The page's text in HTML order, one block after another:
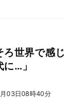
ろ世界で感
…」
03日08時40分